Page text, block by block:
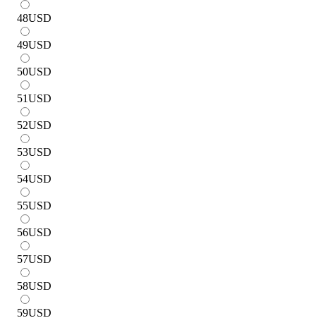
48USD
49USD
50USD
51USD
52USD
53USD
54USD
55USD
56USD
57USD
58USD
59USD